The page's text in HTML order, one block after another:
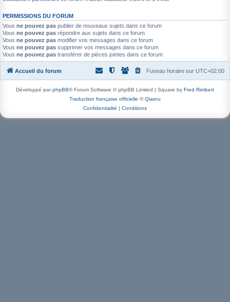
PERMISSIONS DU FORUM
Vous ne pouvez pas publier de nouveaux sujets dans ce forum
Vous ne pouvez pas répondre aux sujets dans ce forum
Vous ne pouvez pas modifier vos messages dans ce forum
Vous ne pouvez pas supprimer vos messages dans ce forum
Vous ne pouvez pas transférer de pièces jointes dans ce forum
Accueil du forum Fuseau horaire sur UTC+02:00
Développé parphpBB® Forum Software © phpBB Limited | Square by Fred Rimbert
Traduction française officielle ©Qiaeru
Confidentialité | Conditions